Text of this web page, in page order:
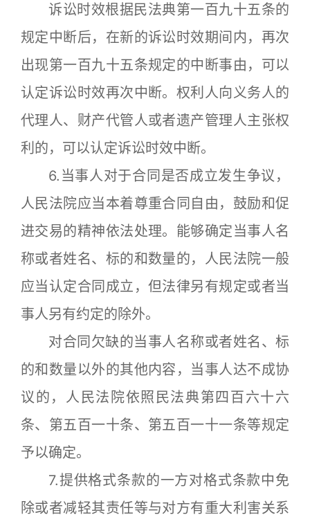
诉讼时效根据民法典第一百九十五条的
规定中断后，在新的诉讼时效期间内，再次
出现第一百九十五条规定的中断事由，可以
认定诉讼时效再次中断。权利人向义务人的
代理人、财产代管人或者遗产管理人主张权
利的，可以认定诉讼时效中断。
6.当事人对于合同是否成立发生争议，
人民法院应当本着尊重合同自由，鼓励和促
进交易的精神依法处理。能够确定当事人名
称或者姓名、标的和数量的，人民法院一般
应当认定合同成立，但法律另有规定或者当
事人另有约定的除外。
对合同欠缺的当事人名称或者姓名、标
的和数量以外的其他内容，当事人达不成协
议的，人民法院依照民法典第四百六十六
条、第五百一十条、第五百一十一条等规定
予以确定。
7.提供格式条款的一方对格式条款中免
除或者减轻其责任等与对方有重大利害关系